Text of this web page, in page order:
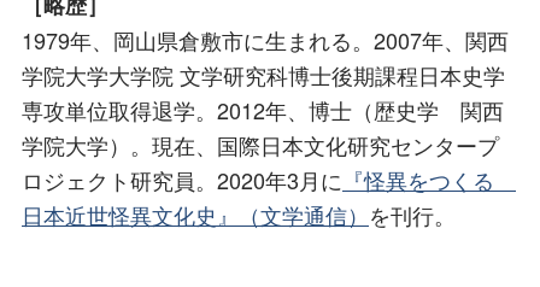
1979年、岡山県倉敷市に生まれる。2007年、関西
学院大学大学院 文学研究科博士後期課程日本史学
専攻単位取得退学。2012年、博士（歴史学 関西
学院大学）。現在、国際日本文化研究センタープ
ロジェクト研究員。2020年3月に 『怪異をつくる
日本近世怪異文化史』（文学通信） を刊行。